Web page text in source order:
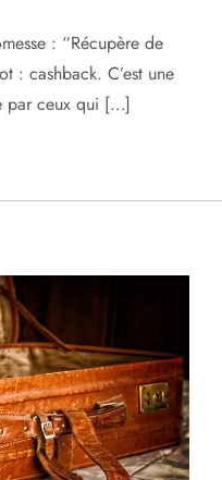
: “Récupère de
: cashback. C’est une
par ceux qui […]